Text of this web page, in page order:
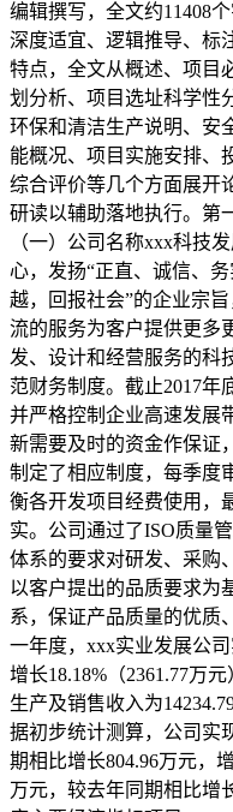
编辑撰写，全文约11408
深度适宜、逻辑推导、标
特点，全文从概述、项目
划分析、项目选址科学性
环保和清洁生产说明、安
能概况、项目实施安排、
综合评价等几个方面展开
研读以辅助落地执行。第
（一）公司名称xxx科技
心，发扬“正直、诚信、
越，回报社会”的企业宗
流的服务为客户提供更多
发、设计和经营服务的科
范财务制度。截止2017年
并严格控制企业高速发展
新需要及时的资金作保证
制定了相应制度，每季度
衡各开发项目经费使用，
实。公司通过了ISO质量
体系的要求对研发、采购
以客户提出的品质要求为
系，保证产品质量的优质
一年度，xxx实业发展公
增长18.18%（2361.77万
生产及销售收入为
据初步统计测算，公司实
期相比增长804.96万元，
万元，较去年同期相比增